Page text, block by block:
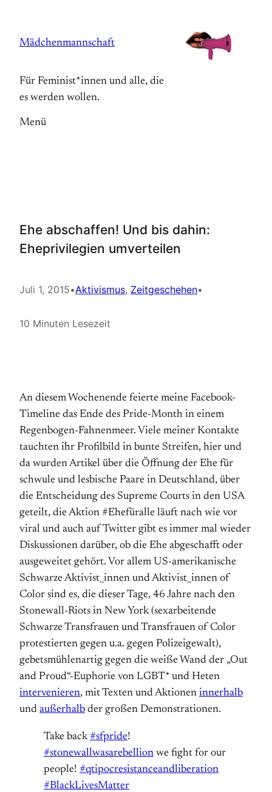
springen
Mädchenmannschaft
Für Feminist*innen und alle, die
es werden wollen.
Menü
Ehe abschaffen! Und bis dahin:
Eheprivilegien umverteilen
Juli 1, 2015•Aktivismus, Zeitgeschehen•
10 Minuten Lesezeit
An diesem Wochenende feierte meine Facebook-
Timeline das Ende des Pride-Month in einem
Regenbogen-Fahnenmeer. Viele meiner Kontakte
tauchten ihr Profilbild in bunte Streifen, hier und
da wurden Artikel über die Öffnung der Ehe für
schwule und lesbische Paare in Deutschland, über
die Entscheidung des Supreme Courts in den USA
geteilt, die Aktion #Ehefüralle läuft nach wie vor
viral und auch auf Twitter gibt es immer mal wieder
Diskussionen darüber, ob die Ehe abgeschafft oder
ausgeweitet gehört. Vor allem US-amerikanische
Schwarze Aktivist_innen und Aktivist_innen of
Color sind es, die dieser Tage, 46 Jahre nach den
Stonewall-Riots in New York (sexarbeitende
Schwarze Transfrauen und Transfrauen of Color
protestierten gegen u.a. gegen Polizeigewalt),
gebetsmühlenartig gegen die weiße Wand der „Out
and Proud“-Euphorie von LGBT* und Heten
intervenieren, mit Texten und Aktionen innerhalb
und außerhalb der großen Demonstrationen.
Take back#sfpride!
#stonewallwasarebellion we fight for our
people! #qtipocresistanceandliberation
#BlackLivesMatter